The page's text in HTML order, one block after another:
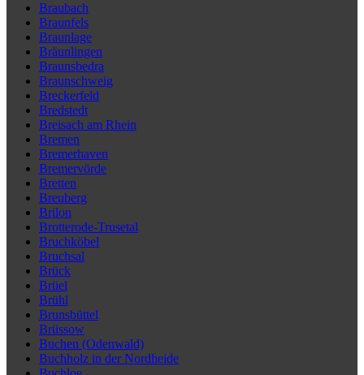
Braubach
Braunfels
Braunlage
Bräunlingen
Braunsbedra
Braunschweig
Breckerfeld
Bredstedt
Breisach am Rhein
Bremen
Bremerhaven
Bremervörde
Bretten
Breuberg
Brilon
Brotterode-Trusetal
Bruchköbel
Bruchsal
Brück
Brüel
Brühl
Brunsbüttel
Brüssow
Buchen (Odenwald)
Buchholz in der Nordheide